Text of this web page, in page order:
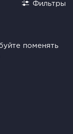
Фильтры
поменять